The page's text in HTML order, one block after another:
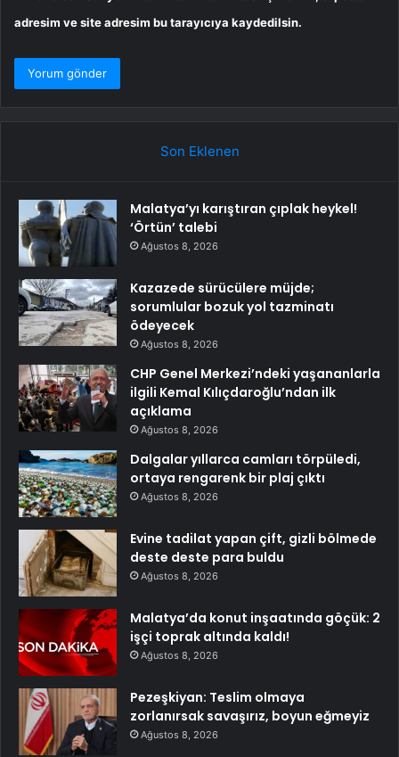
adresim ve site adresim bu tarayıcıya kaydedilsin.
Son Eklenen
Malatya’yı karıştıran çıplak heykel!
‘Örtün’ talebi
Ağustos 8, 2026
Kazazede sürücülere müjde;
sorumlular bozuk yol tazminatı
ödeyecek
Ağustos 8, 2026
CHP Genel Merkezi’ndeki yaşananlarla
ilgili Kemal Kılıçdaroğlu’ndan ilk
açıklama
Ağustos 8, 2026
Dalgalar yıllarca camları törpüledi,
ortaya rengarenk bir plaj çıktı
Ağustos 8, 2026
Evine tadilat yapan çift, gizli bölmede
deste deste para buldu
Ağustos 8, 2026
Malatya’da konut inşaatında göçük: 2
işçi toprak altında kaldı!
Ağustos 8, 2026
Pezeşkiyan: Teslim olmaya
zorlanırsak savaşırız, boyun eğmeyiz
Ağustos 8, 2026